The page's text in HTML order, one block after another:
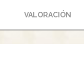
VALORACIÓN